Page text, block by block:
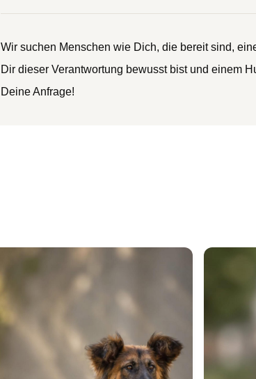
Wir suchen Menschen wie Dich, die bereit sind,
Dir dieser Verantwortung bewusst bist und einem
Deine Anfrage!